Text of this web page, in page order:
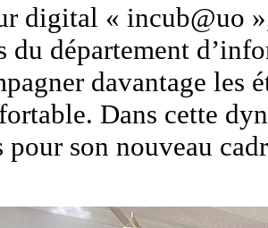
digital « incub@uo
du département
davantage les
Dans cette
pour son nouveau